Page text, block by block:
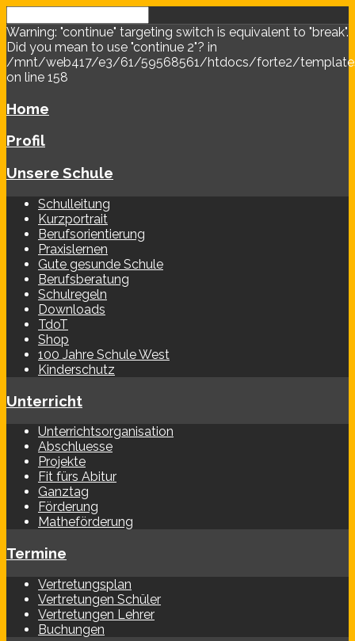
Warning: "continue" targeting switch is equivalent to "break".
Did you mean to use "continue 2"? in
/mnt/web417/e3/61/59568561/htdocs/forte2/
on line 158
Home
Profil
Unsere Schule
Schulleitung
Kurzportrait
Berufsorientierung
Praxislernen
Gute gesunde Schule
Berufsberatung
Schulregeln
Downloads
TdoT
Shop
100 Jahre Schule West
Kinderschutz
Unterricht
Unterrichtsorganisation
Abschluesse
Projekte
Fit fürs Abitur
Ganztag
Förderung
Matheförderung
Termine
Vertretungsplan
Vertretungen Schüler
Vertretungen Lehrer
Buchungen